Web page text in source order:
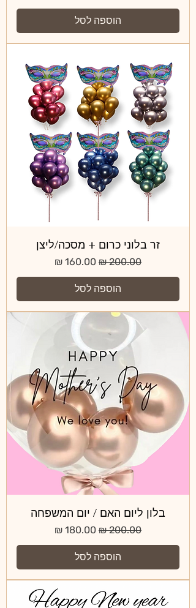
הוספה לסל
זר בלוני כרום + מסכה/ליצן
מחיר רגיל מחיר מבצע
הוספה לסל
בלון ליום האם / יום המשפחה
מחיר רגיל מחיר מבצע
הוספה לסל